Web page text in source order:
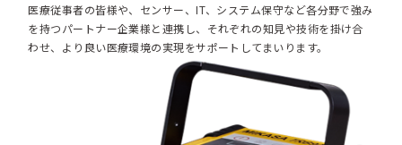
医療従事者の皆様や、センサー、IT、システム保守など各分野で強み
を持つパートナー企業様と連携し、それぞれの知見や技術を掛け合
わせ、より良い医療環境の実現をサポートしてまいります。